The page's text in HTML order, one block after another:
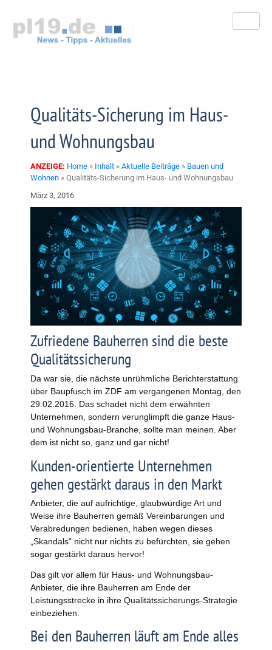
springen
Qualitäts-Sicherung im Haus-
und Wohnungsbau
ANZEIGE: Home » Inhalt » Aktuelle Beiträge » Bauen und
Wohnen » Qualitäts-Sicherung im Haus- und Wohnungsbau
März 3, 2016
Zufriedene Bauherren sind die beste
Qualitätssicherung
Da war sie, die nächste unrühmliche Berichterstattung
über Baupfusch im ZDF am vergangenen Montag, den
29.02.2016. Das schadet nicht dem erwähnten
Unternehmen, sondern verunglimpft die ganze Haus-
und Wohnungsbau-Branche, sollte man meinen. Aber
dem ist nicht so, ganz und gar nicht!
Kunden-orientierte Unternehmen
gehen gestärkt daraus in den Markt
Anbieter, die auf aufrichtige, glaubwürdige Art und
Weise ihre Bauherren gemäß Vereinbarungen und
Verabredungen bedienen, haben wegen dieses
„Skandals“ nicht nur nichts zu befürchten, sie gehen
sogar gestärkt daraus hervor!
Das gilt vor allem für Haus- und Wohnungsbau-
Anbieter, die ihre Bauherren am Ende der
Leistungsstrecke in ihre Qualitätssicherungs-Strategie
einbeziehen.
Bei den Bauherren läuft am Ende alles